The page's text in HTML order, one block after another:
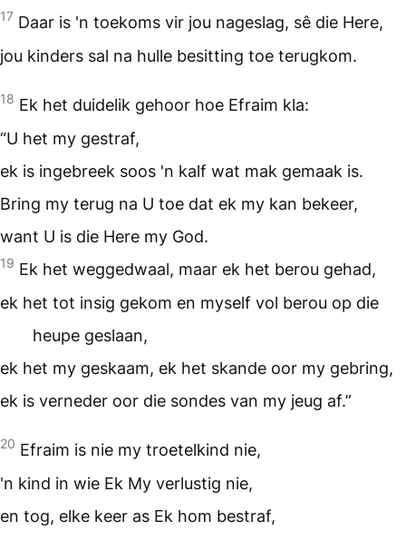
17 Daar is 'n toekoms vir jou nageslag, sê die Here,
jou kinders sal na hulle besitting toe terugkom.
18 Ek het duidelik gehoor hoe Efraim kla:
“U het my gestraf,
ek is ingebreek soos 'n kalf wat mak gemaak is.
Bring my terug na U toe dat ek my kan bekeer,
want U is die Here my God.
19 Ek het weggedwaal, maar ek het berou gehad,
ek het tot insig gekom en myself vol berou op die
heupe geslaan,
ek het my geskaam, ek het skande oor my gebring,
ek is verneder oor die sondes van my jeug af.”
20 Efraim is nie my troetelkind nie,
'n kind in wie Ek My verlustig nie,
en tog, elke keer as Ek hom bestraf,